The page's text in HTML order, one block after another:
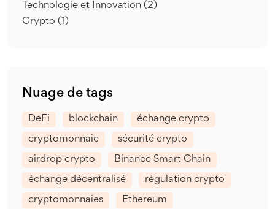
Technologie et Innovation (2)
Crypto (1)
Nuage de tags
DeFi blockchain échange crypto
cryptomonnaie sécurité crypto
airdrop crypto Binance Smart Chain
échange décentralisé régulation crypto
cryptomonnaies Ethereum